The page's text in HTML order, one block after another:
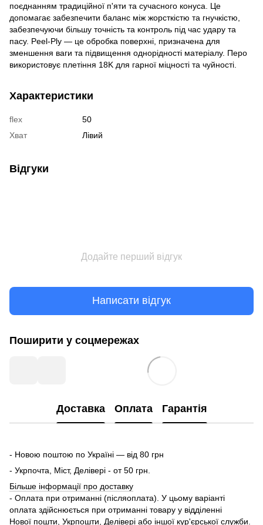
поєднанням традиційної п'яти та сучасного конуса. Це
допомагає забезпечити баланс між жорсткістю та гнучкістю,
забезпечуючи більшу точність та контроль під час удару та
пасу. Peel-Ply — це обробка поверхні, призначена для
зменшення ваги та підвищення однорідності матеріалу. Перо
використовує плетіння 18K для гарної міцності та чуйності.
Характеристики
flex
50
Хват
Лівий
Відгуки
Додайте перший відгук
Написати відгук
Поширити у соцмережах
Доставка Оплата Гарантія
- Новою поштою по Україні — від 80 грн
- Укрпочта, Міст, Делівері - от 50 грн.
Більше інформації про доставку
- Оплата при отриманні (післяоплата). У цьому варіанті
оплата здійснюється при отриманні товару у відділенні
Нової пошти, Укрпошти, Делівері або іншої кур'єрської служби.